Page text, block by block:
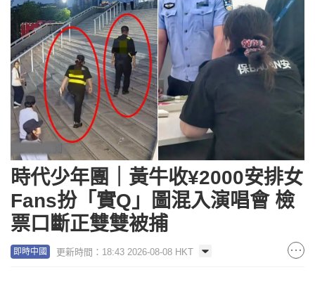
時代少年團｜黃牛收¥2000安排女
Fans扮「實Q」圖混入演唱會 檢
票口斷正雙雙被捕
即時中國 更新時間：18:43 2026-08-08 HKT